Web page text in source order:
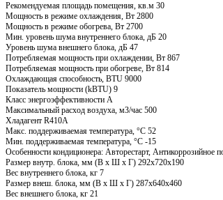
Рекомендуемая площадь помещения, кв.м 30
Мощность в режиме охлаждения, Вт 2800
Мощность в режиме обогрева, Вт 2700
Мин. уровень шума внутреннего блока, дБ 20
Уровень шума внешнего блока, дБ 47
Потребляемая мощность при охлаждении, Вт 867
Потребляемая мощность при обогреве, Вт 814
Охлаждающая способность, BTU 9000
Показатель мощности (kBTU) 9
Класс энергоэффективности A
Максимальный расход воздуха, м3/час 500
Хладагент R410A
Макс. поддерживаемая температура, °C 52
Мин. поддерживаемая температура, °C -15
Особенности кондиционера: Авторестарт,
Размер внутр. блока, мм (В x Ш x Г) 292x720x190
Вес внутреннего блока, кг 7
Размер внеш. блока, мм (В x Ш x Г) 287x640x460
Вес внешнего блока, кг 21